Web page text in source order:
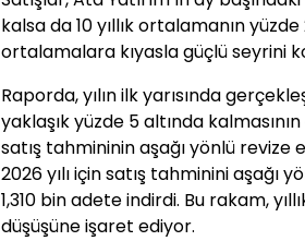
kalsa da 10 yıllık ortalamanın
ortalamalara kıyasla güçlü seyrini
Raporda, yılın ilk yarısında
yaklaşık yüzde 5 altında
satış tahmininin aşağı yönlü revize
2026 yılı için satış tahminini aşağı
1,310 bin adete indirdi. Bu rakam,
düşüşüne işaret ediyor.